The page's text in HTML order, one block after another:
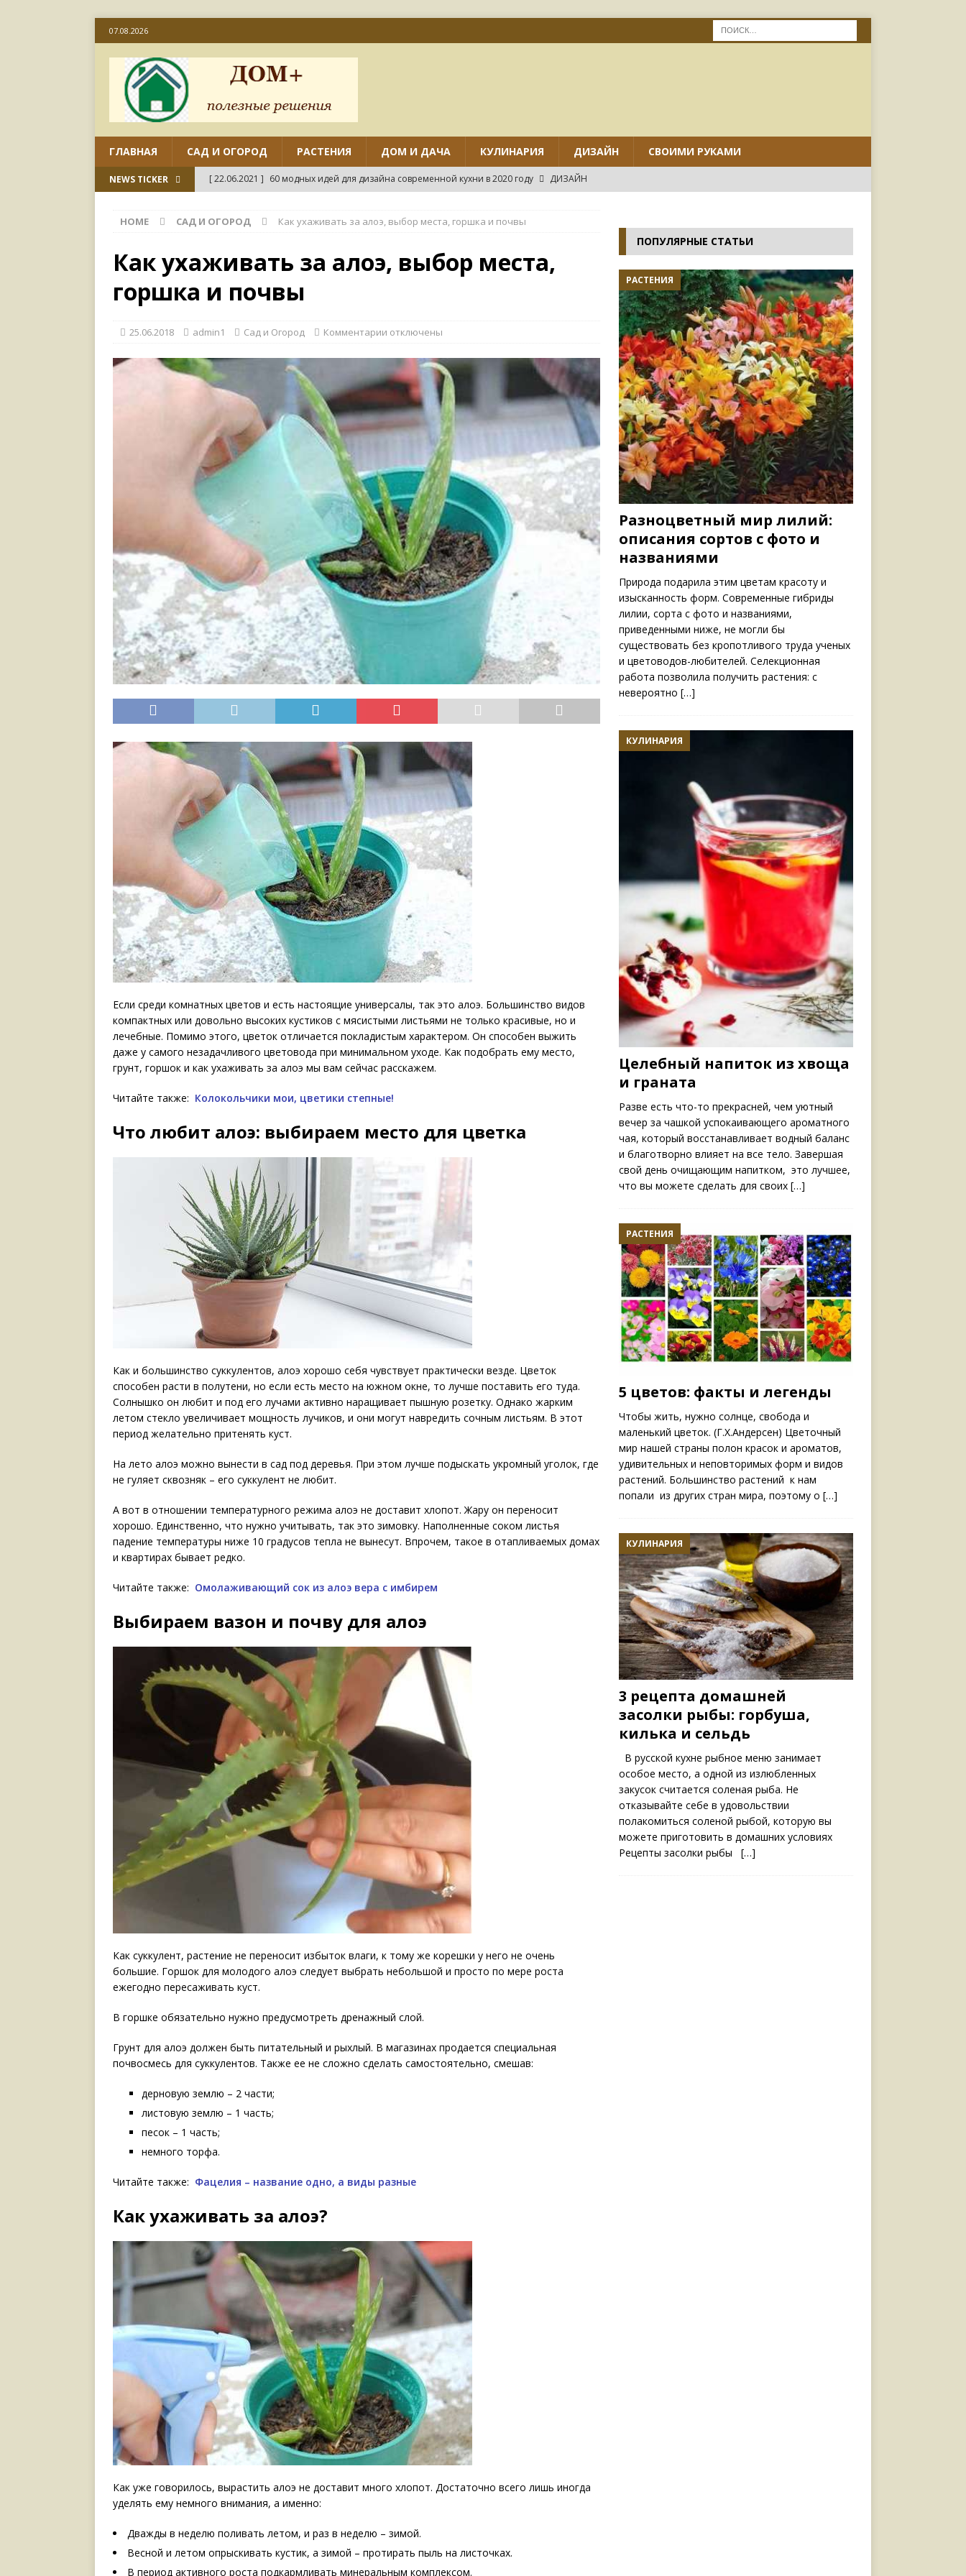
07.08.2026
ГЛАВНАЯ САД И ОГОРОД РАСТЕНИЯ ДОМ И ДАЧА КУЛИНАРИЯ ДИЗАЙН СВОИМИ РУКАМИ
NEWS TICKER [ 22.06.2021 ] 60 модных идей для дизайна современной кухни в 2020 году
ДИЗАЙН
ДИЗАЙН
Как отремонтировать различные виды потолков на кухне своими руками?
[ 18.06.2021 ] 45 современных идей дизайна маленькой кухни
HOME САД И ОГОРОД Как ухаживать за алоэ, выбор места, горшка и почвы
Как ухаживать за алоэ, выбор места,
горшка и почвы
25.06.2018 admin1 Сад и Огород Комментарии отключены
Если среди комнатных цветов и есть настоящие универсалы, так это алоэ. Большинство видов
компактных или довольно высоких кустиков с мясистыми листьями не только красивые, но и
лечебные. Помимо этого, цветок отличается покладистым характером. Он способен выжить
даже у самого незадачливого цветовода при минимальном уходе. Как подобрать ему место,
грунт, горшок и как ухаживать за алоэ мы вам сейчас расскажем.
Читайте также: Колокольчики мои, цветики степные!
Что любит алоэ: выбираем место для цветка
Как и большинство суккулентов, алоэ хорошо себя чувствует практически везде. Цветок
способен расти в полутени, но если есть место на южном окне, то лучше поставить его туда.
Солнышко он любит и под его лучами активно наращивает пышную розетку. Однако жарким
летом стекло увеличивает мощность лучиков, и они могут навредить сочным листьям. В этот
период желательно притенять куст.
На лето алоэ можно вынести в сад под деревья. При этом лучше подыскать укромный уголок, где
не гуляет сквозняк – его суккулент не любит.
А вот в отношении температурного режима алоэ не доставит хлопот. Жару он переносит
хорошо. Единственно, что нужно учитывать, так это зимовку. Наполненные соком листья
падение температуры ниже 10 градусов тепла не вынесут. Впрочем, такое в отапливаемых домах
и квартирах бывает редко.
Читайте также: Омолаживающий сок из алоэ вера с имбирем
Выбираем вазон и почву для алоэ
Как суккулент, растение не переносит избыток влаги, к тому же корешки у него не очень
большие. Горшок для молодого алоэ следует выбрать небольшой и просто по мере роста
ежегодно пересаживать куст.
В горшке обязательно нужно предусмотреть дренажный слой.
Грунт для алоэ должен быть питательный и рыхлый. В магазинах продается специальная
почвосмесь для суккулентов. Также ее не сложно сделать самостоятельно, смешав:
дерновую землю – 2 части;
листовую землю – 1 часть;
песок – 1 часть;
немного торфа.
Читайте также: Фацелия – название одно, а виды разные
Как ухаживать за алоэ?
Как уже говорилось, вырастить алоэ не доставит много хлопот. Достаточно всего лишь иногда
уделять ему немного внимания, а именно:
Дважды в неделю поливать летом, и раз в неделю – зимой.
Весной и летом опрыскивать кустик, а зимой – протирать пыль на листочках.
В период активного роста подкармливать минеральным комплексом.
ПОПУЛЯРНЫЕ СТАТЬИ
РАСТЕНИЯ
Разноцветный мир лилий:
описания сортов с фото и
названиями
Природа подарила этим цветам красоту и
изысканность форм. Современные гибриды
лилии, сорта с фото и названиями,
приведенными ниже, не могли бы
существовать без кропотливого труда ученых
и цветоводов-любителей. Селекционная
работа позволила получить растения: с
невероятно […]
КУЛИНАРИЯ
Целебный напиток из хвоща
и граната
Разве есть что-то прекрасней, чем уютный
вечер за чашкой успокаивающего ароматного
чая, который восстанавливает водный баланс
и благотворно влияет на все тело. Завершая
свой день очищающим напитком, это лучшее,
что вы можете сделать для своих […]
РАСТЕНИЯ
5 цветов: факты и легенды
Чтобы жить, нужно солнце, свобода и
маленький цветок. (Г.Х.Андерсен) Цветочный
мир нашей страны полон красок и ароматов,
удивительных и неповторимых форм и видов
растений. Большинство растений к нам
попали из других стран мира, поэтому о […]
КУЛИНАРИЯ
3 рецепта домашней
засолки рыбы: горбуша,
килька и сельдь
В русской кухне рыбное меню занимает
особое место, а одной из излюбленных
закусок считается соленая рыба. Не
отказывайте себе в удовольствии
полакомиться соленой рыбой, которую вы
можете приготовить в домашних условиях
Рецепты засолки рыбы […]